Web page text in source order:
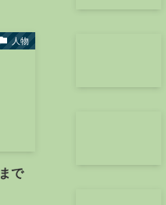
人物
で